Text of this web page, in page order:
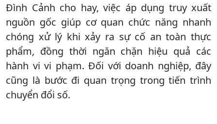
Đình Cảnh cho hay, việc áp dụng truy xuất
nguồn gốc giúp cơ quan chức năng nhanh
chóng xử lý khi xảy ra sự cố an toàn thực
phẩm, đồng thời ngăn chặn hiệu quả các
hành vi vi phạm. Đối với doanh nghiệp, đây
cũng là bước đi quan trọng trong tiến trình
chuyển đổi số.